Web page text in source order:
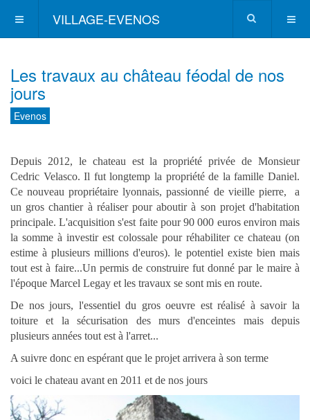
VILLAGE-EVENOS
Les travaux au château féodal de nos
jours
Evenos
Depuis 2012, le chateau est la propriété privée de Monsieur
Cedric Velasco. Il fut longtemp la propriété de la famille Daniel.
Ce nouveau propriétaire lyonnais, passionné de vieille pierre, a
un gros chantier à réaliser pour aboutir à son projet d'habitation
principale. L'acquisition s'est faite pour 90 000 euros environ mais
la somme à investir est colossale pour réhabiliter ce chateau (on
estime à plusieurs millions d'euros). le potentiel existe bien mais
tout est à faire...Un permis de construire fut donné par le maire à
l'époque Marcel Legay et les travaux se sont mis en route.
De nos jours, l'essentiel du gros oeuvre est réalisé à savoir la
toiture et la sécurisation des murs d'enceintes mais depuis
plusieurs années tout est à l'arret...
A suivre donc en espérant que le projet arrivera à son terme
voici le chateau avant en 2011 et de nos jours